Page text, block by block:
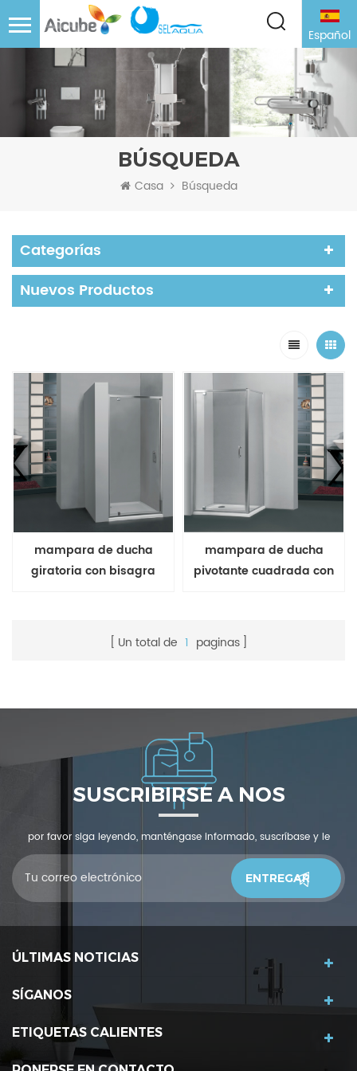
Español
BÚSQUEDA
Casa Búsqueda
Categorías
Nuevos Productos
mampara de ducha
giratoria con bisagra
mampara de ducha
pivotante cuadrada con
Un total de 1 paginas
SUSCRIBIRSE A NOS
por favor siga leyendo, manténgase informado, suscríbase y le
invitamos a que nos cuente qué piensas.
ÚLTIMAS NOTICIAS
SÍGANOS
ETIQUETAS CALIENTES